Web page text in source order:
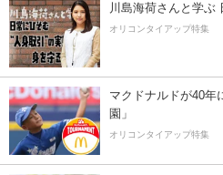
川島海荷さんと学ぶ
オリコンタイアップ特集
マクドナルドが40年
園」
オリコンタイアップ特集